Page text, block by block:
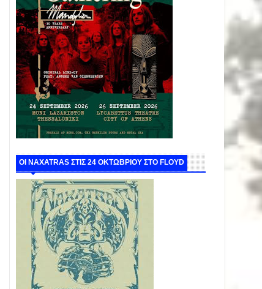
ΟΙ NAXATRAS ΣΤΙΣ 24 ΟΚΤΩΒΡΙΟΥ ΣΤΟ FLOYD